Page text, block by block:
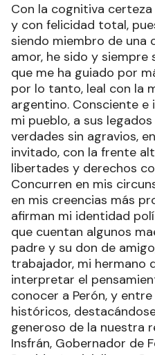
Con la cognitiva
y con felicidad total,
siendo miembro de una
amor, he sido y siempre
que me ha guiado por
por lo tanto, leal con la
argentino. Consciente
mi pueblo, a sus
verdades sin agravios,
invitado, con la frente
libertades y derechos
Concurren en mis
en mis creencias más
afirman mi identidad
que cuentan algunos
padre y su don de
trabajador, mi hermano
interpretar el
conocer a Perón, y
históricos,
generoso de la nuestra
Insfrán, Gobernador de